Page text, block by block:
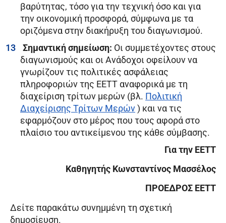
βαρύτητας, τόσο για την τεχνική όσο και για
την οικονομική προσφορά, σύμφωνα με τα
οριζόμενα στην διακήρυξη του διαγωνισμού.
Σημαντική σημείωση: Οι συμμετέχοντες στους
διαγωνισμούς και οι Ανάδοχοι οφείλουν να
γνωρίζουν τις πολιτικές ασφάλειας
πληροφοριών της ΕΕΤΤ αναφορικά με τη
διαχείριση τρίτων μερών (βλ. Πολιτική
Διαχείρισης Τρίτων Μερών) και να τις
εφαρμόζουν στο μέρος που τους αφορά στο
πλαίσιο του αντικείμενου της κάθε σύμβασης.
Για την ΕΕΤΤ
Καθηγητής Κωνσταντίνος Μασσέλος
ΠΡΟΕΔΡΟΣ ΕΕΤΤ
Δείτε παρακάτω συνημμένη τη σχετική
δημοσίευση.